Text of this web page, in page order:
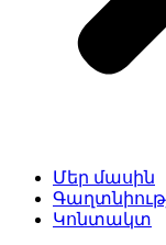
Մեր մասին
Կոնտակտ